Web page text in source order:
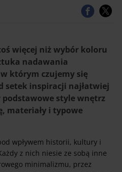
więcej niż wybór koloru
nadawania
którym czujemy się
setek inspiracji najłatwiej
podstawowe style wnętrz
materiały i typowe
wpływem historii, kultury i
z nich niesie ze sobą inne
minimalizmu, przez